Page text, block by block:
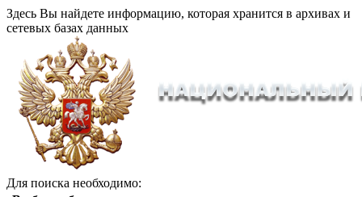
Здесь Вы найдете информацию, которая хранится в архивах и
сетевых базах данных
Для поиска необходимо: